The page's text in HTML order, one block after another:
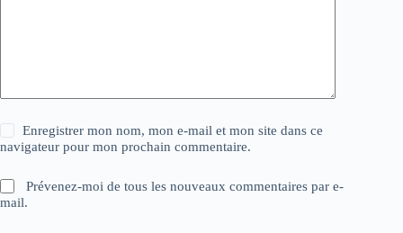
Enregistrer mon nom, mon e-mail et mon site dans ce
navigateur pour mon prochain commentaire.
Prévenez-moi de tous les nouveaux commentaires par e-
mail.